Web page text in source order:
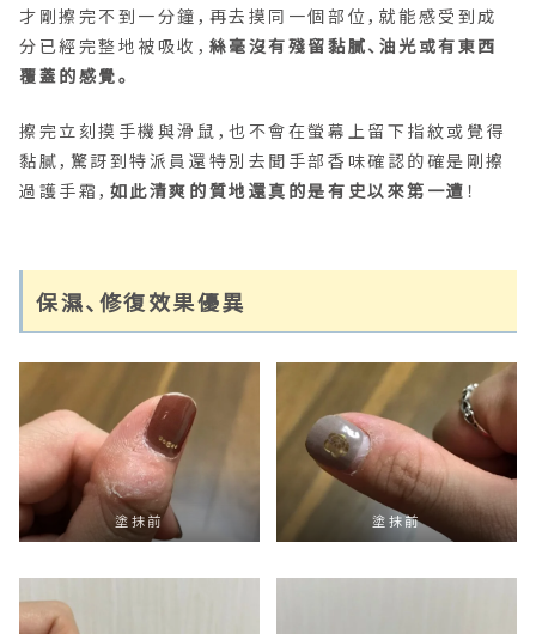
才剛擦完不到一分鐘，再去摸同一個部位，就能感受到成
分已經完整地被吸收， 絲毫沒有殘留黏膩、油光或有東西
覆蓋的感覺。
擦完立刻摸手機與滑鼠，也不會在螢幕上留下指紋或覺得
黏膩，驚訝到特派員還特別去聞手部香味確認的確是剛擦
過護手霜， 如此清爽的質地還真的是有史以來第一遭 ！
保濕、修復效果優異
塗抹前 塗抹前